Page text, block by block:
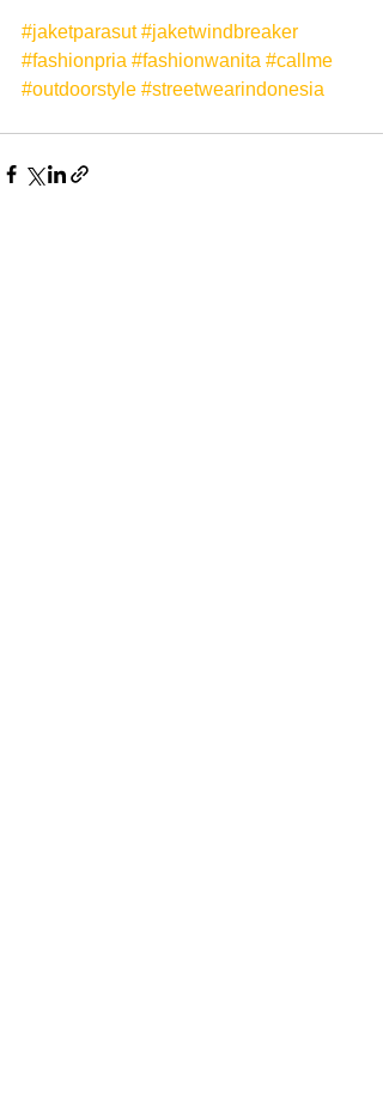
#jaketparasut #jaketwindbreaker
#fashionpria #fashionwanita #callme
#outdoorstyle #streetwearindonesia